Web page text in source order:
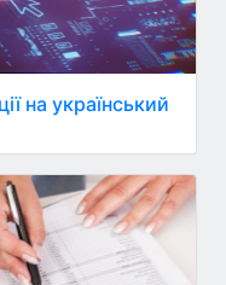
на український